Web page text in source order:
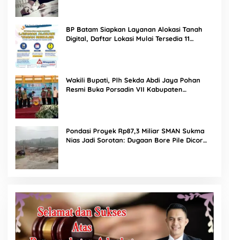
BP Batam Siapkan Layanan Alokasi Tanah
Digital, Daftar Lokasi Mulai Tersedia 11
Wakili Bupati, Plh Sekda Abdi Jaya Pohan
Resmi Buka Porsadin VII Kabupaten
Pondasi Proyek Rp87,3 Miliar SMAN Sukma
Nias Jadi Sorotan: Dugaan Bore Pile Dicor